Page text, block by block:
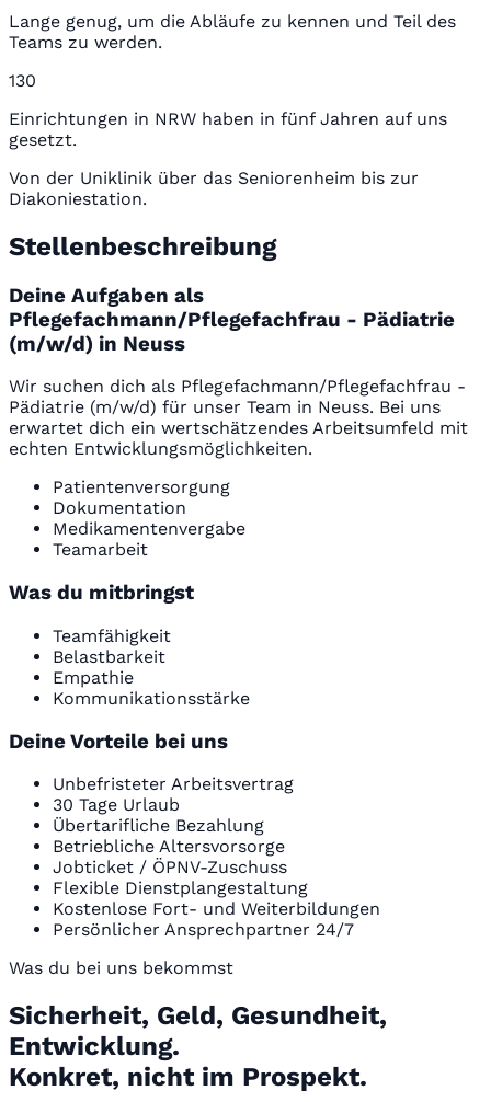
Lange genug, um die Abläufe zu kennen und Teil des
Teams zu werden.
130
Einrichtungen in NRW haben in fünf Jahren auf uns
gesetzt.
Von der Uniklinik über das Seniorenheim bis zur
Diakoniestation.
Stellenbeschreibung
Deine Aufgaben als
Pflegefachmann/Pflegefachfrau - Pädiatrie
(m/w/d) in Neuss
Wir suchen dich als Pflegefachmann/Pflegefachfrau -
Pädiatrie (m/w/d) für unser Team in Neuss. Bei uns
erwartet dich ein wertschätzendes Arbeitsumfeld mit
echten Entwicklungsmöglichkeiten.
Patientenversorgung
Dokumentation
Medikamentenvergabe
Teamarbeit
Was du mitbringst
Teamfähigkeit
Belastbarkeit
Empathie
Kommunikationsstärke
Deine Vorteile bei uns
Unbefristeter Arbeitsvertrag
30 Tage Urlaub
Übertarifliche Bezahlung
Betriebliche Altersvorsorge
Jobticket / ÖPNV-Zuschuss
Flexible Dienstplangestaltung
Kostenlose Fort- und Weiterbildungen
Persönlicher Ansprechpartner 24/7
Was du bei uns bekommst
Sicherheit, Geld, Gesundheit,
Entwicklung.
Konkret, nicht im Prospekt.